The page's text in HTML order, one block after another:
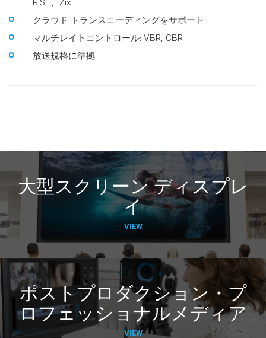
RIST、Zixi
クラウド トランスコーディングをサポート
マルチレイトコントロール: VBR, CBR
放送規格に準拠
大型スクリーン ディスプレ
イ
VIEW
ポストプロダクション・プ
ロフェッショナルメディア
VIEW